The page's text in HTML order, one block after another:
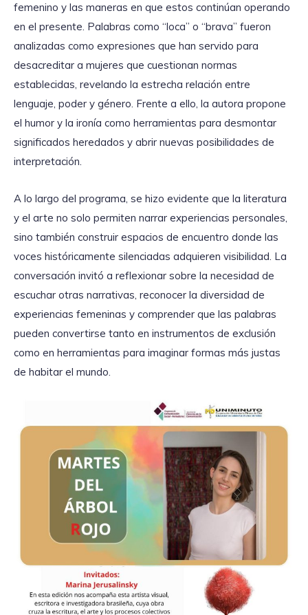
femenino y las maneras en que estos continúan operando
en el presente. Palabras como “loca” o “brava” fueron
analizadas como expresiones que han servido para
desacreditar a mujeres que cuestionan normas
establecidas, revelando la estrecha relación entre
lenguaje, poder y género. Frente a ello, la autora propone
el humor y la ironía como herramientas para desmontar
significados heredados y abrir nuevas posibilidades de
interpretación.
A lo largo del programa, se hizo evidente que la literatura
y el arte no solo permiten narrar experiencias personales,
sino también construir espacios de encuentro donde las
voces históricamente silenciadas adquieren visibilidad. La
conversación invitó a reflexionar sobre la necesidad de
escuchar otras narrativas, reconocer la diversidad de
experiencias femeninas y comprender que las palabras
pueden convertirse tanto en instrumentos de exclusión
como en herramientas para imaginar formas más justas
de habitar el mundo.